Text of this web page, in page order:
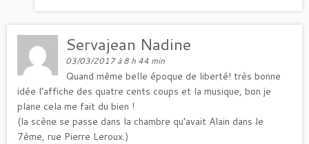
Servajean Nadine
03/03/2017 à 8 h 44 min
Quand même belle époque de liberté! très bonne
idée l’affiche des quatre cents coups et la musique, bon je
plane cela me fait du bien !
(la scène se passe dans la chambre qu’avait Alain dans le
7ème, rue Pierre Leroux.)